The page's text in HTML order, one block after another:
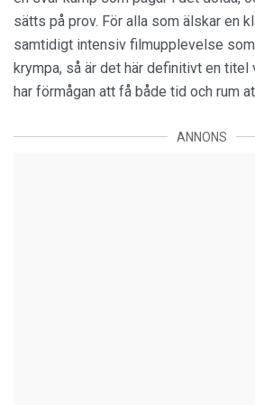
sätts på prov. För alla som älskar en
samtidigt intensiv filmupplevelse
krympa, så är det här definitivt en titel
har förmågan att få både tid och rum
ANNONS